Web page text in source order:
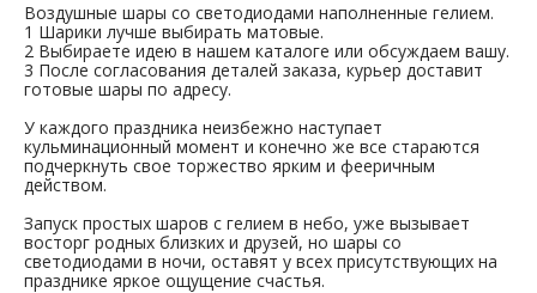
Воздушные шары со светодиодами наполненные гелием.
1 Шарики лучше выбирать матовые.
2 Выбираете идею в нашем каталоге или обсуждаем вашу.
3 После согласования деталей заказа, курьер доставит
готовые шары по адресу.
У каждого праздника неизбежно наступает
кульминационный момент и конечно же все стараются
подчеркнуть свое торжество ярким и фееричным
действом.
Запуск простых шаров с гелием в небо, уже вызывает
восторг родных близких и друзей, но шары со
светодиодами в ночи, оставят у всех присутствующих на
празднике яркое ощущение счастья.